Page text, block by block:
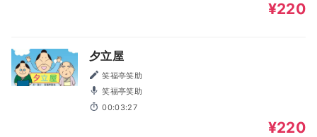
¥220
夕立屋
笑福亭笑助
笑福亭笑助
00:03:27
¥220